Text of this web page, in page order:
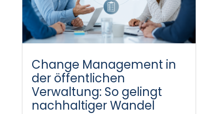
Change Management in
der öffentlichen
Verwaltung: So gelingt
nachhaltiger Wandel